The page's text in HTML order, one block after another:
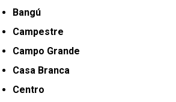
Bangú
Campestre
Campo Grande
Casa Branca
Centro